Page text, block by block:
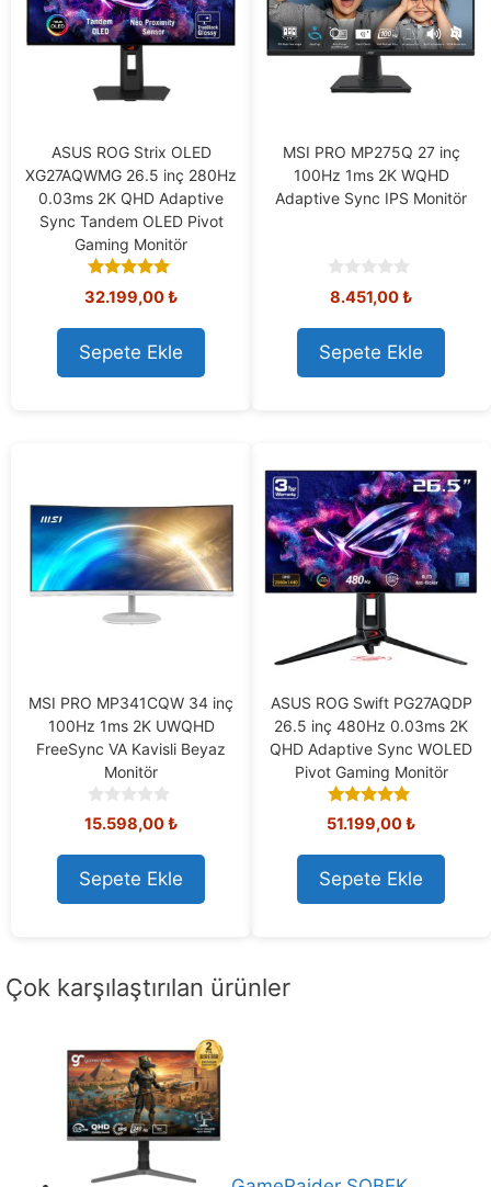
ASUS ROG Strix OLED
XG27AQWMG 26.5 inç 280Hz
0.03ms 2K QHD Adaptive
Sync Tandem OLED Pivot
Gaming Monitör
5.00
out of 5
32.199,00₺
Sepete Ekle
MSI PRO MP275Q 27 inç
100Hz 1ms 2K WQHD
Adaptive Sync IPS Monitör
0
o
u
t
o
f
8.451,00₺
Sepete Ekle
MSI PRO MP341CQW 34 inç
100Hz 1ms 2K UWQHD
FreeSync VA Kavisli Beyaz
Monitör
0
o
u
t
o
f
15.598,00₺
Sepete Ekle
ASUS ROG Swift PG27AQDP
26.5 inç 480Hz 0.03ms 2K
QHD Adaptive Sync WOLED
Pivot Gaming Monitör
5.00
out of 5
51.199,00₺
Sepete Ekle
Çok karşılaştırılan ürünler